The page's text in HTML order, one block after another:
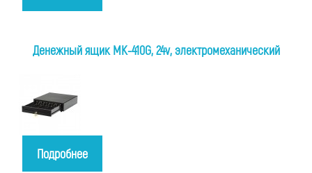
Денежный ящик MK-410G, 24v, электромеханический
Подробнее